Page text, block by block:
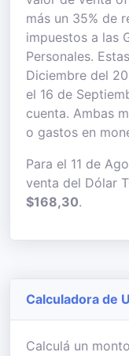
más un 35% de
impuestos a las
Personales.
Diciembre del
el 16 de
cuenta. Ambas
o gastos en
Para el 11 de
venta del Dólar
$168,30.
Calculadora de
Calculá un